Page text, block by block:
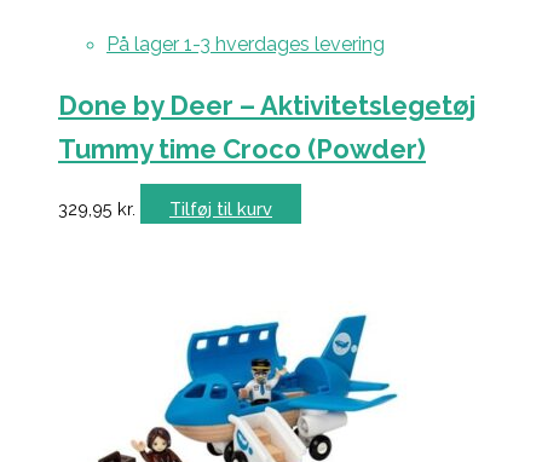
På lager 1-3 hverdages levering
Done by Deer – Aktivitetslegetøj
Tummy time Croco (Powder)
329,95 kr. Tilføj til kurv